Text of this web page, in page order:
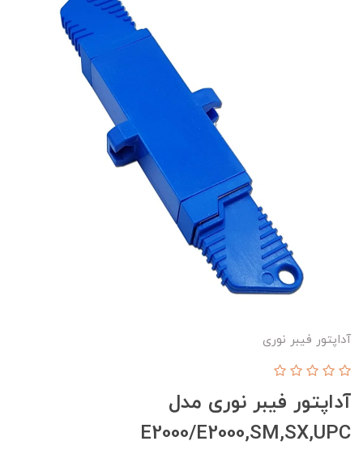
آداپتور فیبر نوری
آداپتور فیبر نوری مدل
E2000/E2000,SM,SX,UPC